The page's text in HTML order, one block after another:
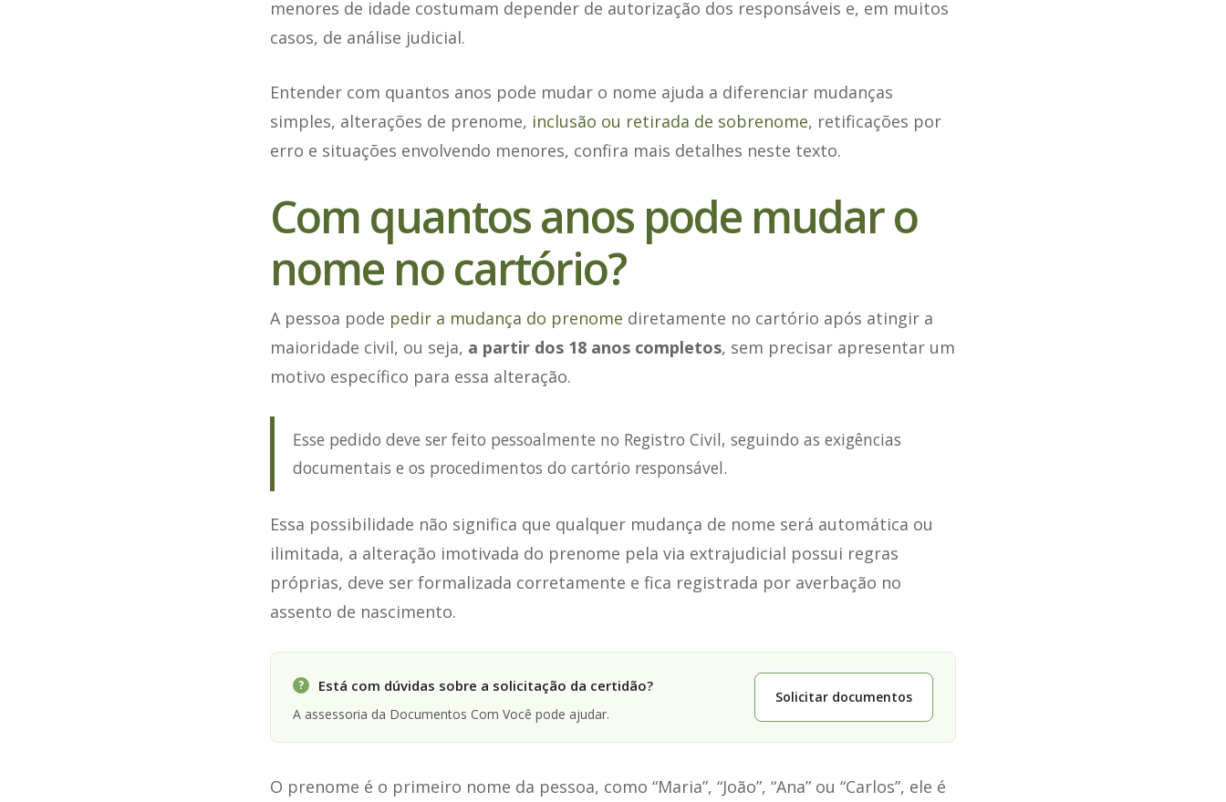
menores de idade costumam depender de autorização dos responsáveis e, em muitos
casos, de análise judicial.
Entender com quantos anos pode mudar o nome ajuda a diferenciar mudanças
simples, alterações de prenome, inclusão ou retirada de sobrenome, retificações por
erro e situações envolvendo menores, confira mais detalhes neste texto.
Com quantos anos pode mudar o
nome no cartório?
A pessoa pode pedir a mudança do prenome diretamente no cartório após atingir a
maioridade civil, ou seja, a partir dos 18 anos completos, sem precisar apresentar um
motivo específico para essa alteração.
Esse pedido deve ser feito pessoalmente no Registro Civil, seguindo as exigências
documentais e os procedimentos do cartório responsável.
Essa possibilidade não significa que qualquer mudança de nome será automática ou
ilimitada, a alteração imotivada do prenome pela via extrajudicial possui regras
próprias, deve ser formalizada corretamente e fica registrada por averbação no
assento de nascimento.
? Está com dúvidas sobre a solicitação da certidão?
A assessoria da Documentos Com Você pode ajudar.
Solicitar documentos
O prenome é o primeiro nome da pessoa, como “Maria”, “João”, “Ana” ou “Carlos”, ele é